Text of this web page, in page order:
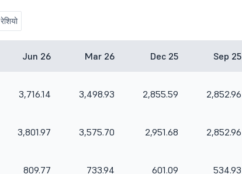
रेशियो
Jun 26 Mar 26 Dec 25 Sep 25
3,716.14 3,498.93 2,855.59 2,852.96
3,801.97 3,575.70 2,951.68 2,852.96
809.77 733.94 601.09 534.93